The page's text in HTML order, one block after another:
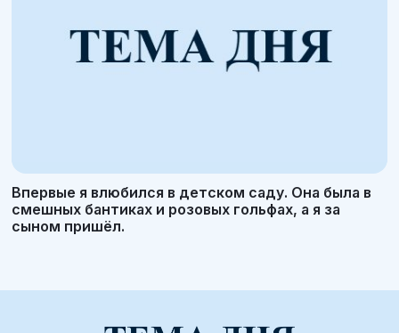
Впервые я влюбился в детском саду. Она была в
смешных бантиках и розовых гольфах, а я за
сыном пришёл.